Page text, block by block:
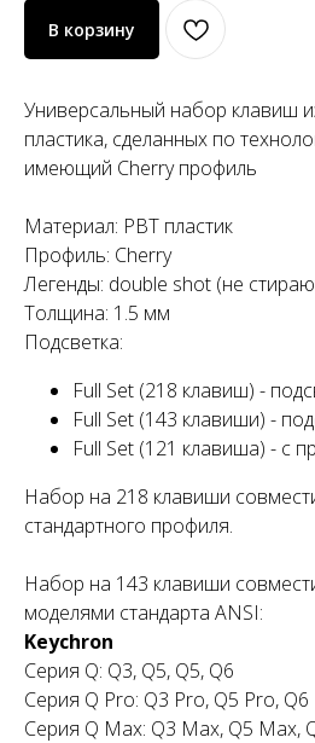
В корзину
Универсальный набор клавиш
пластика, сделанных по
имеющий Cherry профиль
Материал: PBT пластик
Профиль: Cherry
Легенды: double shot (не
Толщина: 1.5 мм
Подсветка:
Full Set (218 клавиш) -
Full Set (143 клавиши) -
Full Set (121 клавиша) - с
Набор на 218 клавиши
стандартного профиля.
Набор на 143 клавиши
моделями стандарта ANSI:
Keychron
Серия Q: Q3, Q5, Q5, Q6
Серия Q Pro: Q3 Pro, Q5 Pro, Q6
Серия Q Max: Q3 Max, Q5 Max,